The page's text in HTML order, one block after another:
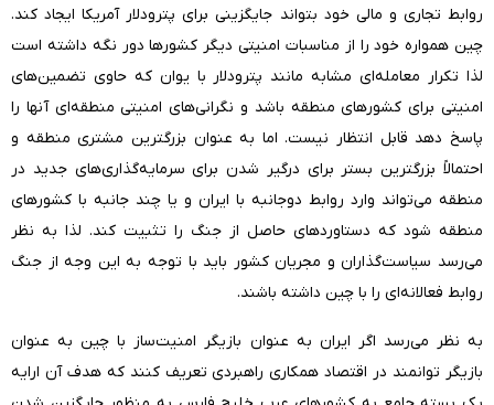
روابط تجاری و مالی خود بتواند جایگزینی برای پترودلار آمریکا ایجاد کند.
چین همواره خود را از مناسبات امنیتی دیگر کشورها دور نگه داشته است
لذا تکرار معامله‌ای مشابه مانند پترودلار با یوان که حاوی تضمین‌های
امنیتی برای کشورهای منطقه باشد و نگرانی‌های امنیتی منطقه‌ای آنها را
پاسخ دهد قابل انتظار نیست. اما به عنوان بزرگترین مشتری منطقه و
احتمالاً بزرگترین بستر برای درگیر شدن برای سرمایه‌گذاری‌های جدید در
منطقه می‌تواند وارد روابط دوجانبه با ایران و یا چند جانبه با کشورهای
منطقه شود که دستاورد‌های حاصل از جنگ را تثبیت کند. لذا به نظر
می‌رسد سیاست‌گذاران و مجریان کشور باید با توجه به این وجه از جنگ
روابط فعالانه‌ای را با چین داشته باشند.
به نظر می‌رسد اگر ایران به عنوان بازیگر امنیت‌ساز با چین به عنوان
بازیگر توانمند در اقتصاد همکاری راهبردی تعریف کنند که هدف آن ارایه